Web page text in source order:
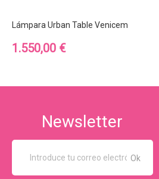
Lámpara Urban Table Venicem
Precio
1.550,00 €
Newsletter